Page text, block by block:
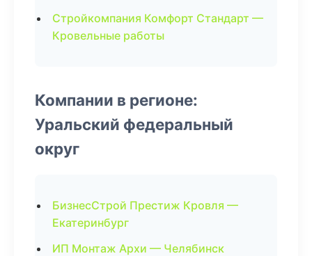
Стройкомпания Комфорт Стандарт —
Кровельные работы
Компании в регионе:
Уральский федеральный
округ
БизнесСтрой Престиж Кровля —
Екатеринбург
ИП Монтаж Архи — Челябинск